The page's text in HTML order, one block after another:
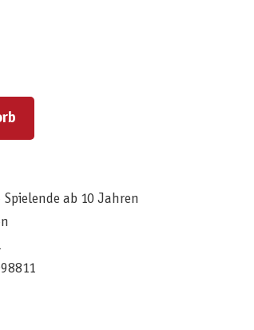
um die Anzahl zu erhöhen oder zu reduzieren.
Spielende ab 10 Jahren